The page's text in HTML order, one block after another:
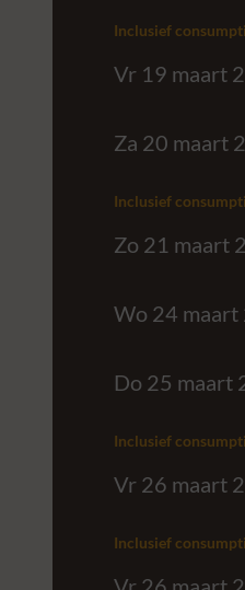
Inclusief
Vr 19 maart
Za 20 maart
Inclusief
Zo 21 maart
Wo 24 maart
Do 25 maart
Inclusief
Vr 26 maart
Inclusief